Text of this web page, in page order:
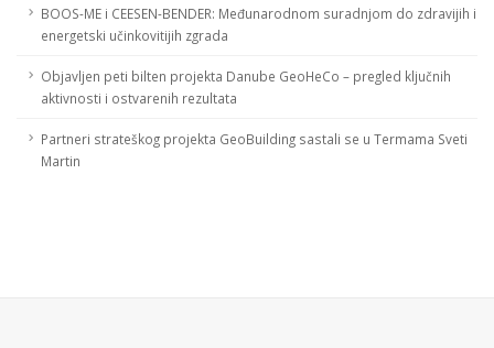
BOOS-ME i CEESEN-BENDER: Međunarodnom suradnjom do zdravijih i
energetski učinkovitijih zgrada
Objavljen peti bilten projekta Danube GeoHeCo – pregled ključnih
aktivnosti i ostvarenih rezultata
Partneri strateškog projekta GeoBuilding sastali se u Termama Sveti
Martin